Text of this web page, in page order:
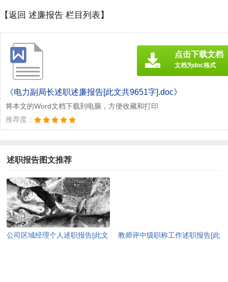
【返回 述廉报告 栏目列表】
《电力副局长述职述廉报告[此文共9651字].doc》
将本文的Word文档下载到电脑，方便收藏和打印
推荐度：
点击下载文档
文档为doc格式
述职报告图文推荐
公司区域经理个人述职报告[此文
教师评中级职称工作述职报告[此